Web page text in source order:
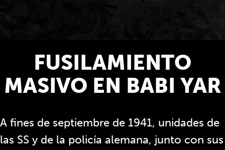
FUSILAMIENTO
MASIVO EN BABI YAR
A fines de septiembre de 1941, unidades de
las SS y de la policía alemana, junto con sus